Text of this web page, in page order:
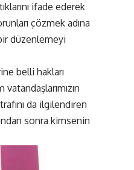
ifade ederek
çözmek adına
düzenlemeyi
belli hakları
da ilgilendiren
sonra kimsenin